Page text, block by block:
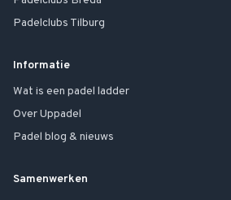
Padelclubs Tilburg
Informatie
Wat is een padel ladder
Over Uppadel
Padel blog & nieuws
Samenwerken